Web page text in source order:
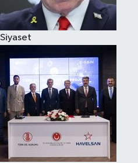
Siyaset
Siyaset
Teknoloji
Televizyon
Yaşam-Çevre